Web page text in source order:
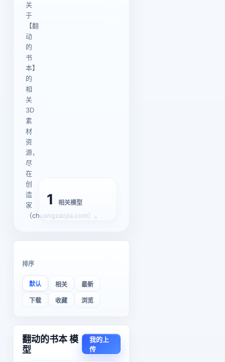
关
于
【翻
动
的
书
本】
的
相
关
3D
素
材
资
源，
尽
在
创
造
家
（chuangzaojia.com）。
1 相关模型
排序
默认 相关 最新
下载 收藏 浏览
翻动的书本 模
型
我的上
传